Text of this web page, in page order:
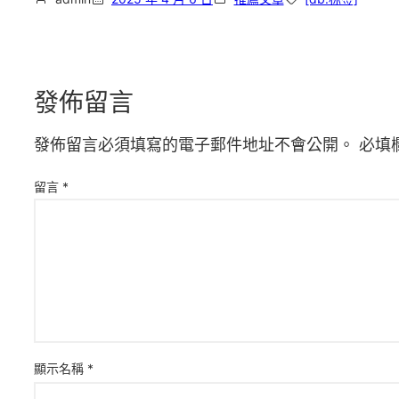
發佈留言
發佈留言必須填寫的電子郵件地址不會公開。 必填
留言 *
顯示名稱 *